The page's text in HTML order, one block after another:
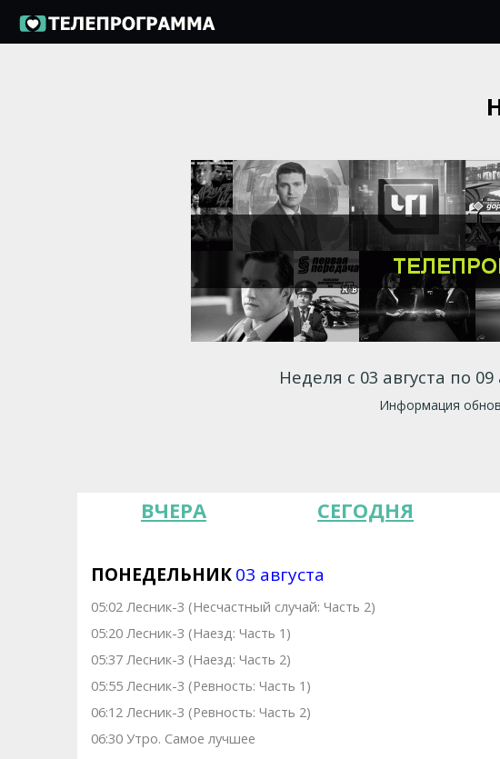
Неделя с 03 августа по 09
Информация
ВЧЕРА СЕГОДНЯ
ПОНЕДЕЛЬНИК03 августа
05:02 Лесник-3 (Несчастный случай: Часть 2)
05:20 Лесник-3 (Наезд: Часть 1)
05:37 Лесник-3 (Наезд: Часть 2)
05:55 Лесник-3 (Ревность: Часть 1)
06:12 Лесник-3 (Ревность: Часть 2)
06:30 Утро. Самое лучшее